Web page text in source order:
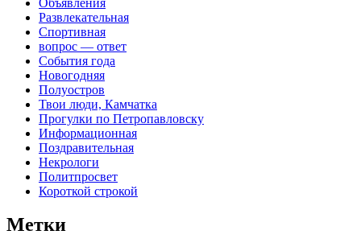
Развлекательная
Спортивная
вопрос — ответ
События года
Новогодняя
Полуостров
Твои люди, Камчатка
Прогулки по Петропавловску
Информационная
Поздравительная
Некрологи
Политпросвет
Короткой строкой
Метки